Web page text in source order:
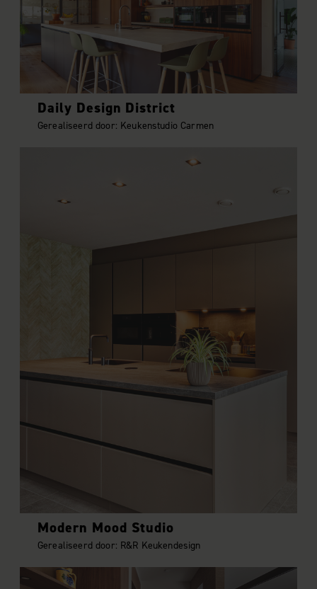
Daily Design District
Gerealiseerd door: Keukenstudio Carmen
Modern Mood Studio
Gerealiseerd door: R&R Keukendesign